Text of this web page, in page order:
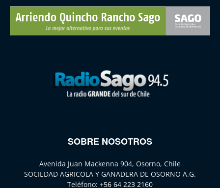
SOBRE NOSOTROS
Avenida Juan Mackenna 904, Osorno, Chile
SOCIEDAD AGRICOLA Y GANADERA DE OSORNO A.G.
Teléfono: +56 64 223 2160